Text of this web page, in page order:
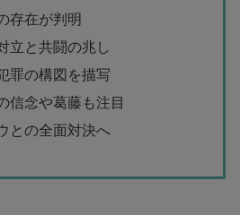
存在が判明
立と共闘の兆し
罪の構図を描写
信念や葛藤も注目
との全面対決へ